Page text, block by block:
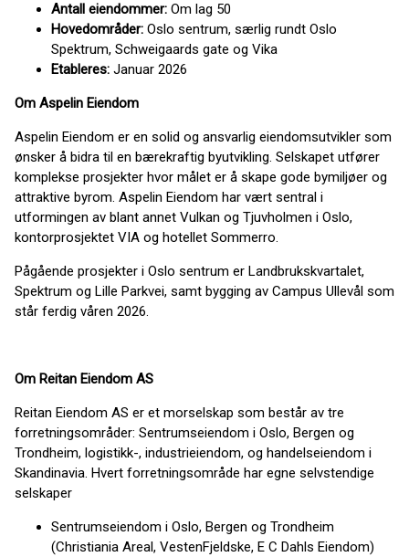
Antall eiendommer: Om lag 50
Hovedområder: Oslo sentrum, særlig rundt Oslo
Spektrum, Schweigaards gate og Vika
Etableres: Januar 2026
Om Aspelin Eiendom
Aspelin Eiendom er en solid og ansvarlig eiendomsutvikler som
ønsker å bidra til en bærekraftig byutvikling. Selskapet utfører
komplekse prosjekter hvor målet er å skape gode bymiljøer og
attraktive byrom. Aspelin Eiendom har vært sentral i
utformingen av blant annet Vulkan og Tjuvholmen i Oslo,
kontorprosjektet VIA og hotellet Sommerro.
Pågående prosjekter i Oslo sentrum er Landbrukskvartalet,
Spektrum og Lille Parkvei, samt bygging av Campus Ullevål som
står ferdig våren 2026.
Om Reitan Eiendom AS
Reitan Eiendom AS er et morselskap som består av tre
forretningsområder: Sentrumseiendom i Oslo, Bergen og
Trondheim, logistikk-, industrieiendom, og handelseiendom i
Skandinavia. Hvert forretningsområde har egne selvstendige
selskaper
Sentrumseiendom i Oslo, Bergen og Trondheim
(Christiania Areal, VestenFjeldske, E C Dahls Eiendom)